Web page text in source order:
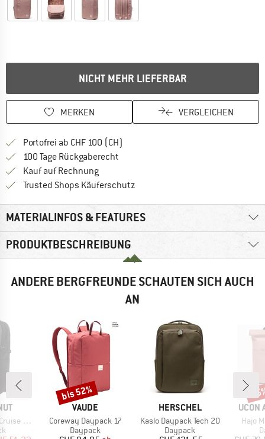
NICHT MEHR LIEFERBAR
MERKEN VERGLEICHEN
Portofrei ab CHF 100 (CH)
100 Tage Rückgaberecht
Kauf auf RechnungFinde die Zahlungs-Infos hier! Öffnet
Trusted Shops Käuferschutz
MATERIALINFOS & FEATURES
PRODUKTBESCHREIBUNG
ANDERE BERGFREUNDE SCHAUTEN SICH AUCH
AN
22
MARKE
VAUDE
Artikel
Coreway Daypack 17
Produktgruppe
Daypack
Rabatt
bis 52%
MARKE
HERSCHEL
Artikel
Kaslo Daypack Tech 20
Produktgruppe
Daypack
MARKE
UCON
Artikel
Hajo